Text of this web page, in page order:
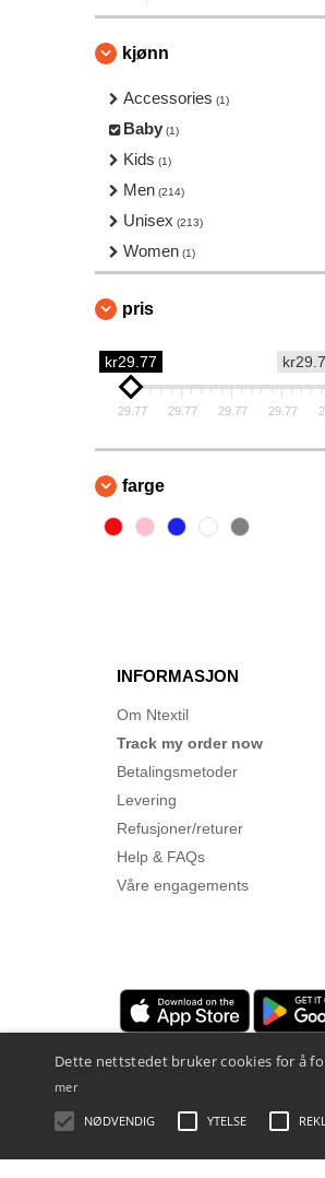
kjønn
Accessories (1)
Baby (1)
Kids (1)
Men (214)
Unisex (213)
Women (1)
pris
kr29.77
29.77 29.77 29.77 29.77
farge
INFORMASJON
Om Ntextil
Track my order now
Betalingsmetoder
Levering
Refusjoner/returer
Help & FAQs
Våre engagements
Juridiske merknader-
Dette nettstedet bruker cookies for å
mer
NØDVENDIG YTELSE